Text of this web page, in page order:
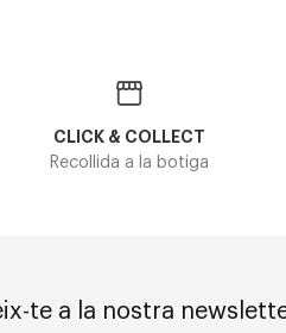
CLICK & COLLECT
Recollida a la botiga
te a la nostra